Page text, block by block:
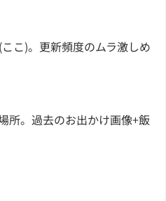
こ)。更新頻度のムラ激しめ
所。過去のお出かけ画像+飯